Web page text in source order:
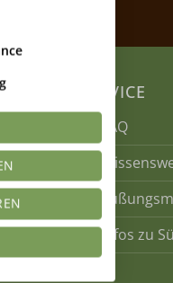
SERVICE
FAQ
Infos zu